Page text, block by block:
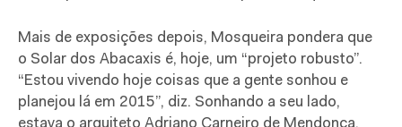
Mais de exposições depois, Mosqueira pondera que
o Solar dos Abacaxis é, hoje, um “projeto robusto”.
“Estou vivendo hoje coisas que a gente sonhou e
planejou lá em 2015”, diz. Sonhando a seu lado,
estava o arquiteto Adriano Carneiro de Mendonça,